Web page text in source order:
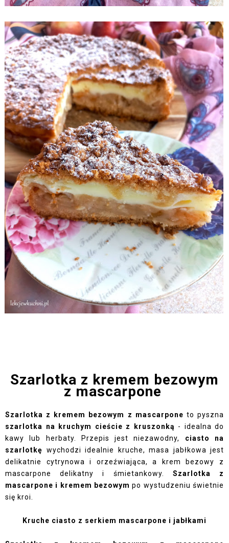
Szarlotka z kremem bezowym
z mascarpone
Szarlotka z kremem bezowym z mascarpone to pyszna
szarlotka na kruchym cieście z kruszonką - idealna do
kawy lub herbaty. Przepis jest niezawodny, ciasto na
szarlotkę wychodzi idealnie kruche, masa jabłkowa jest
delikatnie cytrynowa i orzeźwiająca, a krem bezowy z
mascarpone delikatny i śmietankowy. Szarlotka z
mascarpone i kremem bezowympo wystudzeniu świetnie
się kroi.
Kruche ciasto z serkiem mascarpone i jabłkami